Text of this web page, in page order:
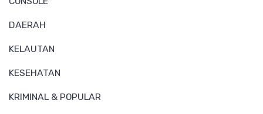
DAERAH
KELAUTAN
KESEHATAN
KRIMINAL & POPULAR